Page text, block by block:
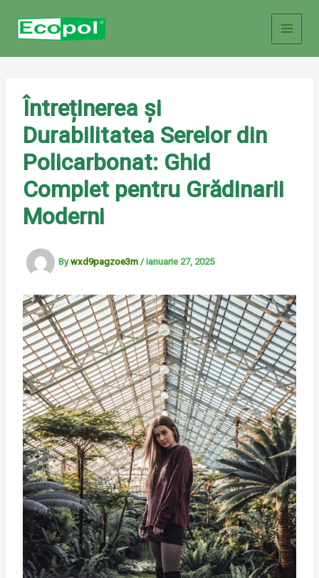
content
Întreținerea și
Durabilitatea Serelor din
Policarbonat: Ghid
Complet pentru Grădinarii
Moderni
Bywxd9pagzoe3m/ianuarie 27, 2025